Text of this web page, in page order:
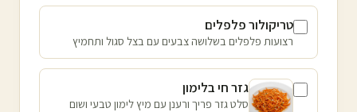
טריקולור פלפלים
רצועות פלפלים בשלושה צבעים עם בצל סגול ותחמיץ
גזר חי בלימון
סלט גזר פריך ורענן עם מיץ לימון טבעי ושום